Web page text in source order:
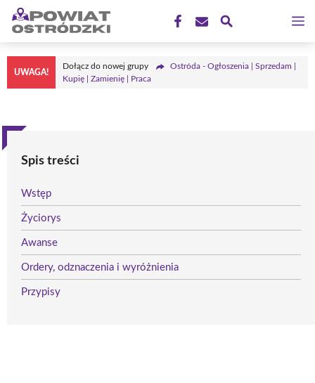
Przejdź
treści
UWAGA!
Dołącz do nowej grupy
Ostróda - Ogłoszenia | Sprzedam |
Kupię | Zamienię | Praca
Spis treści
Wstęp
Życiorys
Awanse
Ordery, odznaczenia i wyróżnienia
Przypisy